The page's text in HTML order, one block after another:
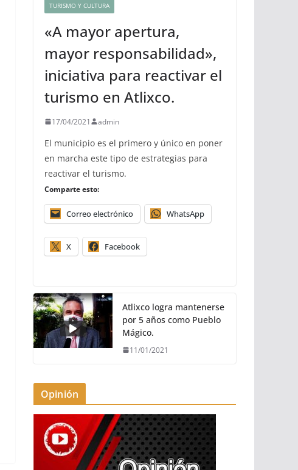
TURISMO Y CULTURA
«A mayor apertura,
mayor responsabilidad»,
iniciativa para reactivar el
turismo en Atlixco.
17/04/2021 admin
El municipio es el primero y único en poner
en marcha este tipo de estrategias para
reactivar el turismo.
Comparte esto:
Correo electrónico WhatsApp
X Facebook
Atlixco logra mantenerse
por 5 años como Pueblo
Mágico.
11/01/2021
Opinión